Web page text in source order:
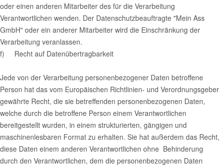
oder einen anderen Mitarbeiter des für die Verarbeitung
Verantwortlichen wenden. Der Datenschutzbeauftragte "Mein Ass
GmbH" oder ein anderer Mitarbeiter wird die Einschränkung der
Verarbeitung veranlassen.
f) Recht auf Datenübertragbarkeit
Jede von der Verarbeitung personenbezogener Daten betroffene
Person hat das vom Europäischen Richtlinien- und Verordnungsgeber
gewährte Recht, die sie betreffenden personenbezogenen Daten,
welche durch die betroffene Person einem Verantwortlichen
bereitgestellt wurden, in einem strukturierten, gängigen und
maschinenlesbaren Format zu erhalten. Sie hat außerdem das Recht,
diese Daten einem anderen Verantwortlichen ohne Behinderung
durch den Verantwortlichen, dem die personenbezogenen Daten